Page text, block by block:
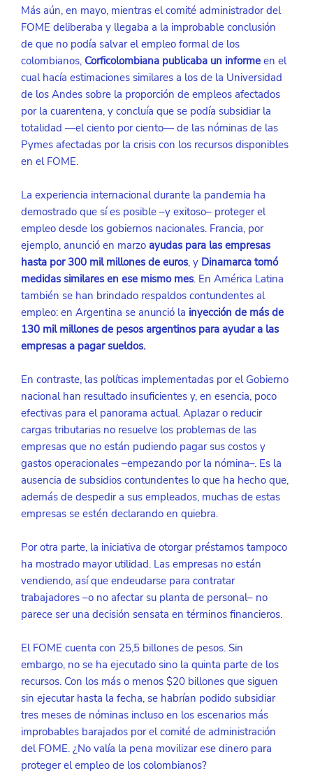
Más aún, en mayo, mientras el comité administrador del
FOME deliberaba y llegaba a la improbable conclusión
de que no podía salvar el empleo formal de los
colombianos, Corficolombiana publicaba un informe en el
cual hacía estimaciones similares a los de la Universidad
de los Andes sobre la proporción de empleos afectados
por la cuarentena, y concluía que se podía subsidiar la
totalidad —el ciento por ciento— de las nóminas de las
Pymes afectadas por la crisis con los recursos disponibles
en el FOME.
La experiencia internacional durante la pandemia ha
demostrado que sí es posible –y exitoso– proteger el
empleo desde los gobiernos nacionales. Francia, por
ejemplo, anunció en marzo ayudas para las empresas
hasta por 300 mil millones de euros, y Dinamarca tomó
medidas similares en ese mismo mes. En América Latina
también se han brindado respaldos contundentes al
empleo: en Argentina se anunció la inyección de más de
130 mil millones de pesos argentinos para ayudar a las
empresas a pagar sueldos.
En contraste, las políticas implementadas por el Gobierno
nacional han resultado insuficientes y, en esencia, poco
efectivas para el panorama actual. Aplazar o reducir
cargas tributarias no resuelve los problemas de las
empresas que no están pudiendo pagar sus costos y
gastos operacionales –empezando por la nómina–. Es la
ausencia de subsidios contundentes lo que ha hecho que,
además de despedir a sus empleados, muchas de estas
empresas se estén declarando en quiebra.
Por otra parte, la iniciativa de otorgar préstamos tampoco
ha mostrado mayor utilidad. Las empresas no están
vendiendo, así que endeudarse para contratar
trabajadores –o no afectar su planta de personal– no
parece ser una decisión sensata en términos financieros.
El FOME cuenta con 25,5 billones de pesos. Sin
embargo, no se ha ejecutado sino la quinta parte de los
recursos. Con los más o menos $20 billones que siguen
sin ejecutar hasta la fecha, se habrían podido subsidiar
tres meses de nóminas incluso en los escenarios más
improbables barajados por el comité de administración
del FOME. ¿No valía la pena movilizar ese dinero para
proteger el empleo de los colombianos?